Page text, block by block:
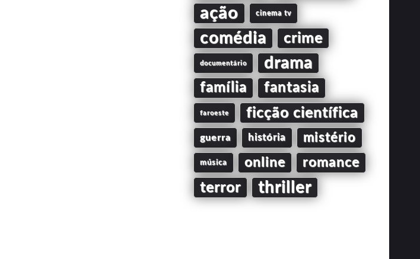
ação cinema tv
comédia crime
documentário drama
família fantasia
faroeste ficção científica
guerra história mistério
música online romance
terror thriller